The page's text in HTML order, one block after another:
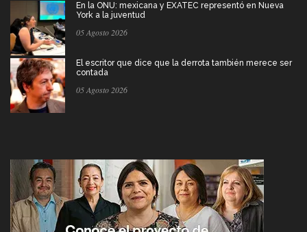
En la ONU: mexicana y EXATEC representó en Nueva
York a la juventud
05 Agosto 2026
El escritor que dice que la derrota también merece ser
contada
05 Agosto 2026